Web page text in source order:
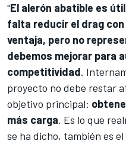
"El alerón abatible es
falta reducir el drag
ventaja, pero no
debemos mejorar para
competitividad.
proyecto no debe restar
objetivo principal:
más carga. Es lo que
se ha dicho, también es